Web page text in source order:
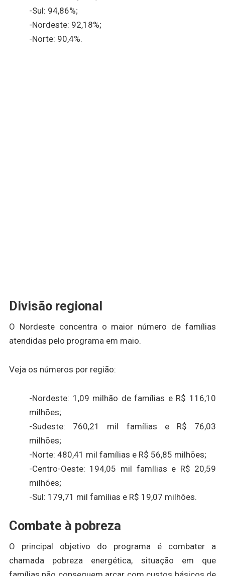
-Sul: 94,86%;
-Nordeste: 92,18%;
-Norte: 90,4%.
Divisão regional
O Nordeste concentra o maior número de famílias
atendidas pelo programa em maio.
Veja os números por região:
-Nordeste: 1,09 milhão de famílias e R$ 116,10
milhões;
-Sudeste: 760,21 mil famílias e R$ 76,03
milhões;
-Norte: 480,41 mil famílias e R$ 56,85 milhões;
-Centro-Oeste: 194,05 mil famílias e R$ 20,59
milhões;
-Sul: 179,71 mil famílias e R$ 19,07 milhões.
Combate à pobreza
O principal objetivo do programa é combater a
chamada pobreza energética, situação em que